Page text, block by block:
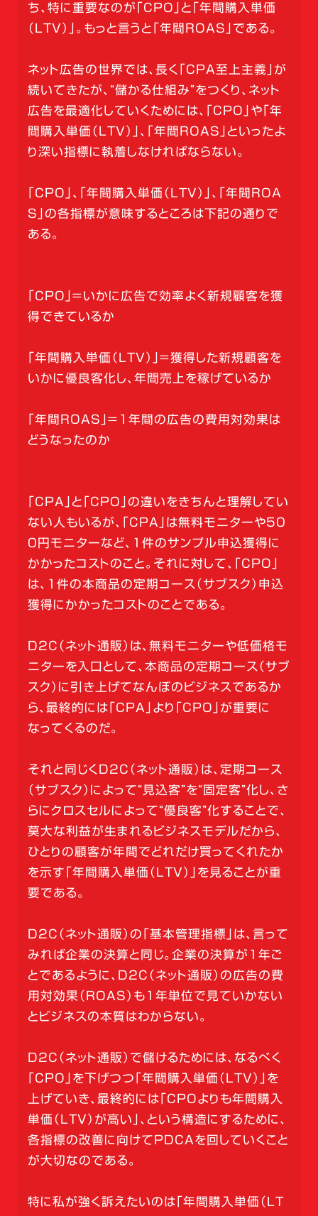
ち、特に重要なのが「CPO」と「年間購入単価
（LTV）」。もっと言うと「年間ROAS」である。
ネット広告の世界では、長く「CPA至上主義」が
続いてきたが、“儲かる仕組み”をつくり、ネット
広告を最適化していくためには、「CPO」や「年
間購入単価（LTV）」、「年間ROAS」といったよ
り深い指標に執着しなければならない。
「CPO」、「年間購入単価（LTV）」、「年間ROA
S」の各指標が意味するところは下記の通りで
ある。
「CPO」＝いかに広告で効率よく新規顧客を獲
得できているか
「年間購入単価（LTV）」＝獲得した新規顧客を
いかに優良客化し、年間売上を稼げているか
「年間ROAS」＝1年間の広告の費用対効果は
どうなったのか
「CPA」と「CPO」の違いをきちんと理解してい
ない人もいるが、「CPA」は無料モニターや50
0円モニターなど、1件のサンプル申込獲得に
かかったコストのこと。それに対して、「CPO」
は、1件の本商品の定期コース（サブスク）申込
獲得にかかったコストのことである。
D2C（ネット通販）は、無料モニターや低価格モ
ニターを入口として、本商品の定期コース（サブ
スク）に引き上げてなんぼのビジネスであるか
ら、最終的には「CPA」より「CPO」が重要に
なってくるのだ。
それと同じくD2C（ネット通販）は、定期コース
（サブスク）によって“見込客”を“固定客”化し、さ
らにクロスセルによって“優良客”化することで、
莫大な利益が生まれるビジネスモデルだから、
ひとりの顧客が年間でどれだけ買ってくれたか
を示す「年間購入単価（LTV）」を見ることが重
要である。
D2C（ネット通販）の「基本管理指標」は、言って
みれば企業の決算と同じ。企業の決算が1年ご
とであるように、D2C（ネット通販）の広告の費
用対効果（ROAS）も1年単位で見ていかない
とビジネスの本質はわからない。
D2C（ネット通販）で儲けるためには、なるべく
「CPO」を下げつつ「年間購入単価（LTV）」を
上げていき、最終的には「CPOよりも年間購入
単価（LTV）が高い」、という構造にするために、
各指標の改善に向けてPDCAを回していくこと
が大切なのである。
特に私が強く訴えたいのは「年間購入単価（LT